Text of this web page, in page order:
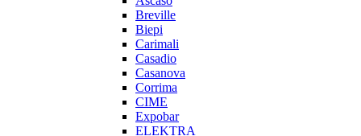
Breville
Biepi
Carimali
Casadio
Casanova
Corrima
CIME
Expobar
ELEKTRA